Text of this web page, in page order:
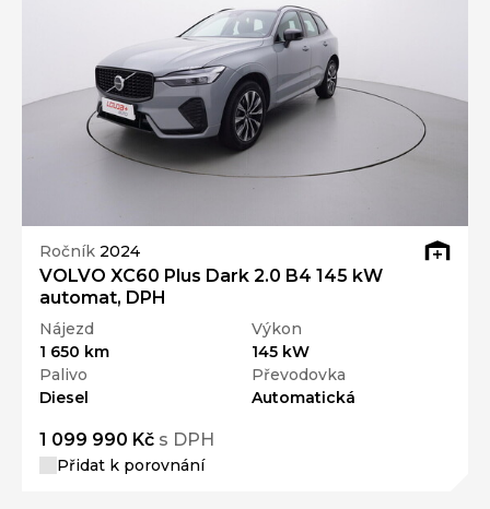
Ročník 2024
VOLVO XC60 Plus Dark 2.0 B4 145 kW
automat, DPH
Nájezd
1 650 km
Výkon
145 kW
Palivo
Diesel
Převodovka
Automatická
1 099 990 Kč s DPH
Přidat k porovnání